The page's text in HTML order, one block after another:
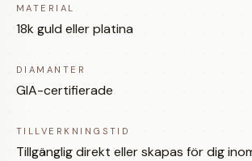
MATERIAL
18k guld eller platina
DIAMANTER
GIA-certifierade
TILLVERKNINGSTID
Tillgänglig direkt eller skapas för dig